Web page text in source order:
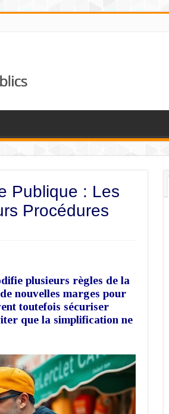
Publique : Les
Procédures
plusieurs règles de la
nouvelles marges pour
toutefois sécuriser
que la simplification ne